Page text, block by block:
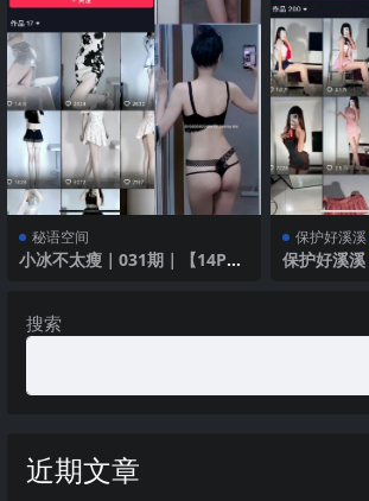
秘语空间
小冰不太瘦｜031期｜【14P7
保护好溪溪
保护好溪溪 016期 【9P】2025
搜索
近期文章